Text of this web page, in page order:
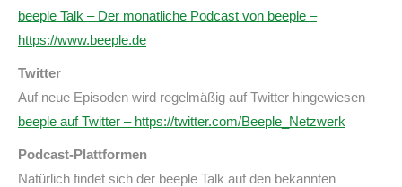
beeple Talk – Der monatliche Podcast von beeple –
https://www.beeple.de
Twitter
Auf neue Episoden wird regelmäßig auf Twitter hingewiesen
beeple auf Twitter – https://twitter.com/Beeple_Netzwerk
Podcast-Plattformen
Natürlich findet sich der beeple Talk auf den bekannten